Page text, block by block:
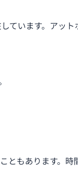
ています。アット
ともあります。時